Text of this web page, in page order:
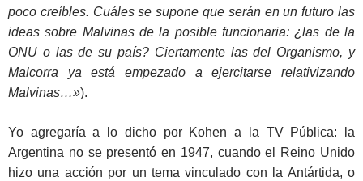
poco creíbles. Cuáles se supone que serán en un futuro las
ideas sobre Malvinas de la posible funcionaria: ¿las de la
ONU o las de su país? Ciertamente las del Organismo, y
Malcorra ya está empezado a ejercitarse relativizando
Malvinas…»).
Yo agregaría a lo dicho por Kohen a la TV Pública: la
Argentina no se presentó en 1947, cuando el Reino Unido
hizo una acción por un tema vinculado con la Antártida, o